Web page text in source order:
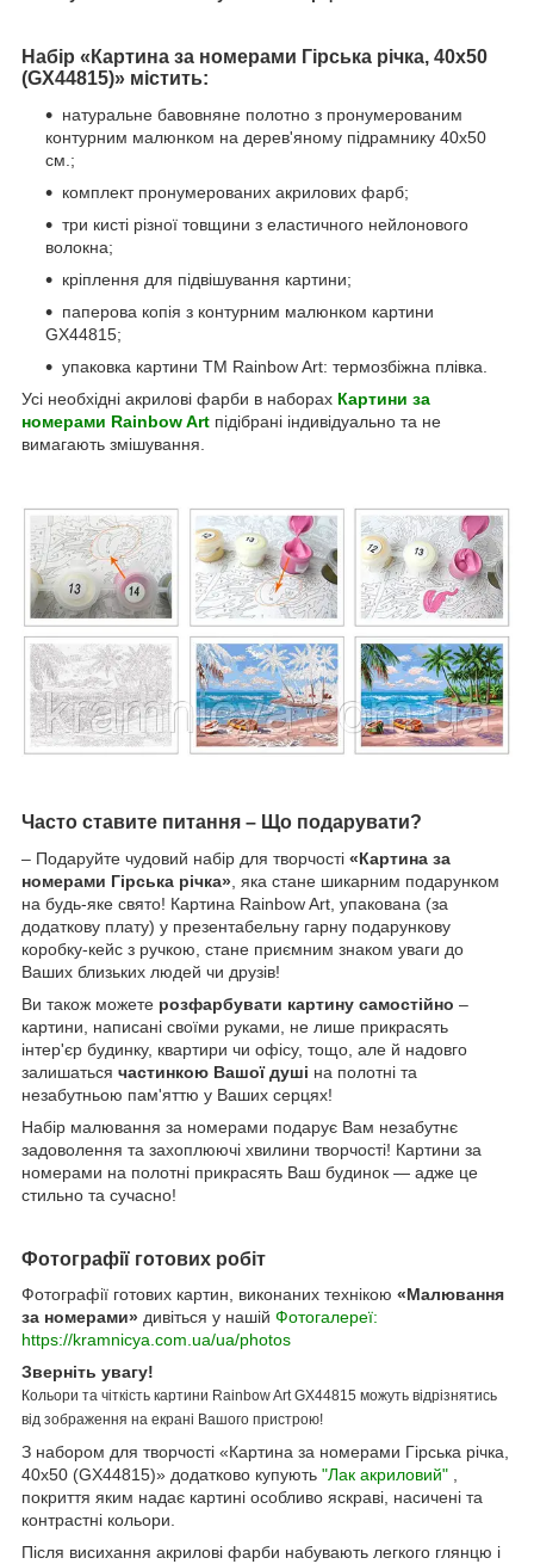
Набір «Картина за номерами Гірська річка, 40х50
(GX44815)» містить:
натуральне бавовняне полотно з пронумерованим
контурним малюнком на дерев'яному підрамнику 40х50
см.;
комплект пронумерованих акрилових фарб;
три кисті різної товщини з еластичного нейлонового
волокна;
кріплення для підвішування картини;
паперова копія з контурним малюнком картини
GX44815;
упаковка картини ТМ Rainbow Art: термозбіжна плівка.
Усі необхідні акрилові фарби в наборах Картини за
номерами Rainbow Art підібрані індивідуально та не
вимагають змішування.
Часто ставите питання – Що подарувати?
– Подаруйте чудовий набір для творчості «Картина за
номерами Гірська річка» , яка стане шикарним подарунком
на будь-яке свято! Картина Rainbow Art, упакована (за
додаткову плату) у презентабельну гарну подарункову
коробку-кейс з ручкою, стане приємним знаком уваги до
Ваших близьких людей чи друзів!
Ви також можете розфарбувати картину самостійно –
картини, написані своїми руками, не лише прикрасять
інтер'єр будинку, квартири чи офісу, тощо, але й надовго
залишаться частинкою Вашої душі на полотні та
незабутньою пам'яттю у Ваших серцях!
Набір малювання за номерами подарує Вам незабутнє
задоволення та захоплюючі хвилини творчості! Картини за
номерами на полотні прикрасять Ваш будинок — адже це
стильно та сучасно!
Фотографії готових робіт
Фотографії готових картин, виконаних технікою «Малювання
за номерами» дивіться у нашій Фотогалереї:
https://kramnicya.com.ua/ua/photos
Зверніть увагу!
Кольори та чіткість картини Rainbow Art GX44815 можуть відрізнятись
від зображення на екрані Вашого пристрою!
З набором для творчості «Картина за номерами Гірська річка,
40х50 (GX44815)» додатково купують "Лак акриловий" ,
покриття яким надає картині особливо яскраві, насичені та
контрастні кольори.
Після висихання акрилові фарби набувають легкого глянцю і